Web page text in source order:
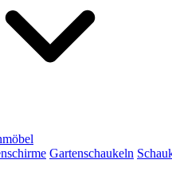
Gartenschaukeln